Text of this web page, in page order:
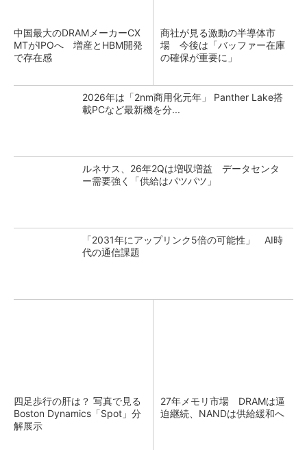
中国最大のDRAMメーカーCX
MTがIPOへ 増産とHBM開発
で存在感
商社が見る激動の半導体市
場 今後は「バッファー在庫
の確保が重要に」
2026年は「2nm商用化元年」 Panther Lake搭
載PCなど最新機を分...
ルネサス、26年2Qは増収増益 データセンタ
ー需要強く「供給はパツパツ」
「2031年にアップリンク5倍の可能性」 AI時
代の通信課題
四足歩行の肝は？ 写真で見る
Boston Dynamics「Spot」分
解展示
27年メモリ市場 DRAMは逼
迫継続、NANDは供給緩和へ